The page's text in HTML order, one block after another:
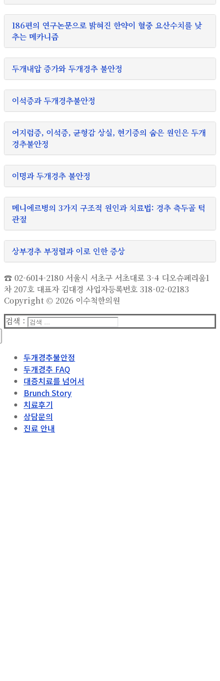
186편의 연구논문으로 밝혀진 한약이 혈중 요산수치를 낮
추는 메카니즘
두개내압 증가와 두개경추 불안정
이석증과 두개경추불안정
어지럼증, 이석증, 균형감 상실, 현기증의 숨은 원인은 두개
경추불안정
이명과 두개경추 불안정
메니에르병의 3가지 구조적 원인과 치료법: 경추 측두골 턱
관절
상부경추 부정렬과 이로 인한 증상
☎ 02-6014-2180 서울시 서초구 서초대로 3-4 디오슈페리움1
차 207호 대표자 김대경 사업자등록번호 318-02-02183
Copyright © 2026 이수척한의원
검색 :
두개경추불안정
두개경추 FAQ
대증치료를 넘어서
Brunch Story
치료후기
상담문의
진료 안내